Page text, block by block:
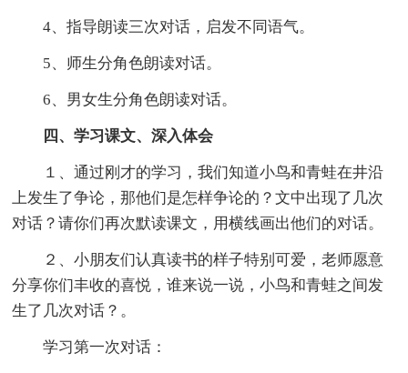
4、指导朗读三次对话，启发不同语气。
5、师生分角色朗读对话。
6、男女生分角色朗读对话。
四、学习课文、深入体会
１、通过刚才的学习，我们知道小鸟和青蛙在井沿
上发生了争论，那他们是怎样争论的？文中出现了几次
对话？请你们再次默读课文，用横线画出他们的对话。
２、小朋友们认真读书的样子特别可爱，老师愿意
分享你们丰收的喜悦，谁来说一说，小鸟和青蛙之间发
生了几次对话？。
学习第一次对话：